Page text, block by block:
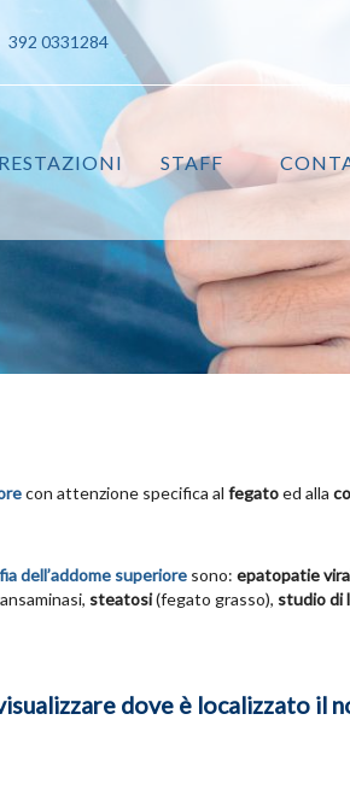
392 0331284
STAFF
con attenzione specifica al fegatoed alla
dell’addome superioresono: epatopatie
steatosi(fegato grasso), studio di
dove è localizzato il